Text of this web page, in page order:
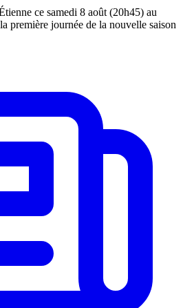
ce samedi 8 août (20h45) au
première journée de la nouvelle saison